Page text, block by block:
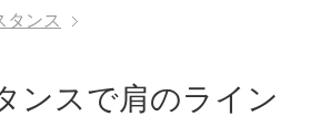
タンス
ンスで肩のライン